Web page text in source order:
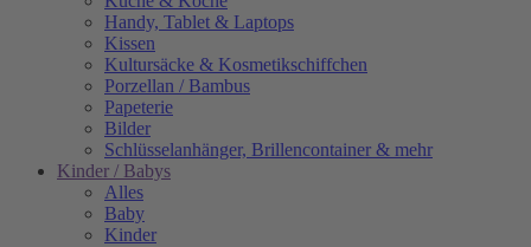
Handy, Tablet & Laptops
Kissen
Kultursäcke & Kosmetikschiffchen
Porzellan / Bambus
Papeterie
Bilder
Schlüsselanhänger, Brillencontainer & mehr
Kinder / Babys
Alles
Baby
Kinder